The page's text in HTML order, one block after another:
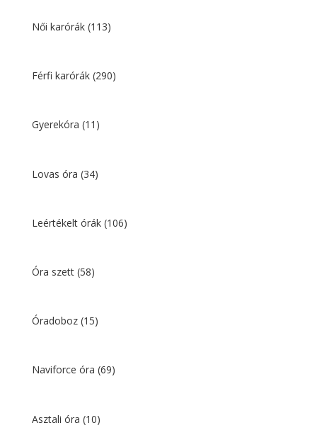
990 Ft.
Női karórák (113)
Férfi karórák (290)
Gyerekóra (11)
Lovas óra (34)
Leértékelt órák (106)
Óra szett (58)
Óradoboz (15)
Naviforce óra (69)
Asztali óra (10)